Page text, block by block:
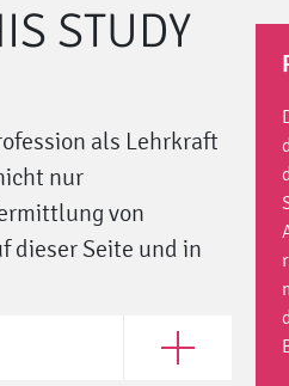
STUDY
als Lehrkraft
nur
von
dieser Seite und in
Open Lehramt